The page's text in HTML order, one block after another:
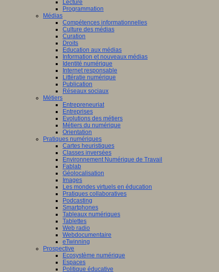
Lecture
Programmation
Médias
Compétences informationnelles
Culture des médias
Curation
Droits
Education aux médias
Information et nouveaux médias
Identité numérique
Internet responsable
Littératie numérique
Publication
Réseaux sociaux
Métiers
Entrepreneuriat
Entreprises
Evolutions des métiers
Métiers du numérique
Orientation
Pratiques numériques
Cartes heuristiques
Classes inversées
Environnement Numérique de Travail
Fablab
Géolocalisation
Images
Les mondes virtuels en éducation
Pratiques collaboratives
Podcasting
Smartphones
Tableaux numériques
Tablettes
Web radio
Webdocumentaire
eTwinning
Prospective
Ecosystème numérique
Espaces
Politique éducative